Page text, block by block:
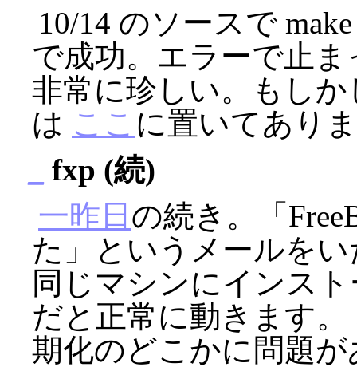
10/14 のソースで
で成功。エラーで止
非常に珍しい。もし
は ここ に置いてあり
fxp (続)
一昨日 の続き。「
た」というメールを
同じマシンにインス
だと正常に動きます。
期化のどこかに問題